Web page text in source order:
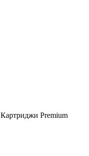
Картриджи Premium